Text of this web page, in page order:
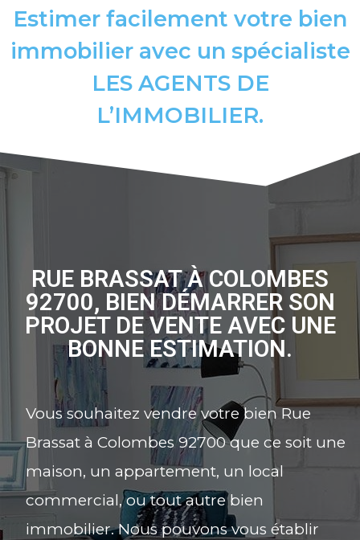
Estimer facilement votre bien
immobilier avec un spécialiste
LES AGENTS DE
L’IMMOBILIER.
RUE BRASSAT À COLOMBES
92700, BIEN DÉMARRER SON
PROJET DE VENTE AVEC UNE
BONNE ESTIMATION.
Vous souhaitez vendre votre bien Rue
Brassat à Colombes 92700 que ce soit une
maison, un appartement, un local
commercial, ou tout autre bien
immobilier. Nous pouvons vous établir